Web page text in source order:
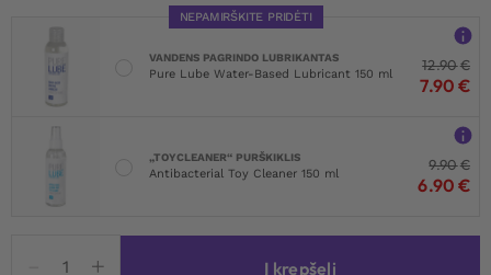
NEPAMIRŠKITE PRIDĖTI
VANDENS PAGRINDO LUBRIKANTAS
Pure Lube Water-Based Lubricant 150 ml
12.90€
7.90 €
„TOYCLEANER“ PURŠKIKLIS
Antibacterial Toy Cleaner 150 ml
9.90€
6.90 €
Į krepšelį